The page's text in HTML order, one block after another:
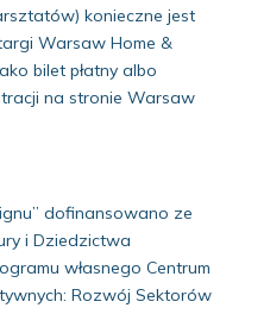
konieczne jest
Warsaw Home &
bilet płatny albo
na stronie Warsaw
dofinansowano ze
i Dziedzictwa
własnego Centrum
Rozwój Sektorów